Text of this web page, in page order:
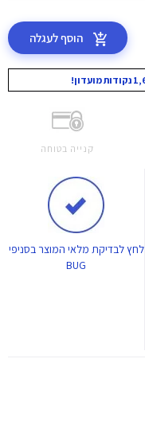
הוסף לעגלה
קנייה בטוחה
לחץלבדיקת מלאי המוצר בסניפי
BUG